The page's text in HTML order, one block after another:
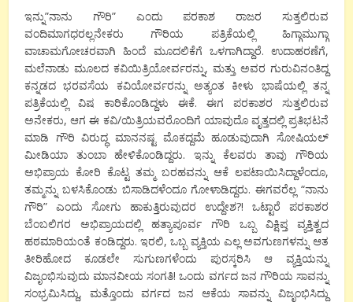
ಇನ್ನು”ನಾನು ಗೌರಿ” ಎಂದು ಪರಕಾಶ ರಾಜರ ಸುತ್ತಲಿರುವ
ವಂದಿಮಾಗಧರಲ್ಲನೇಕರು ಗೌರಿಯ ಪತ್ರಿಕೆಯಲ್ಲಿ ಹಿಗ್ಗಾಮುಗ್ಗಾ
ವಾಚಾಮಗೋಚರವಾಗಿ ಹಿಂದೆ ಮೂದಲಿಕೆಗೆ ಒಳಗಾಗಿದ್ದಾರೆ. ಉದಾಹರಣೆಗೆ,
ಮಲೆನಾಡು ಮೂಲದ ಕವಿಯಿತ್ರಿಯೋರ್ವರನ್ನು, ಮತ್ತು ಅವರ ಗುರುವಿನಂತಿದ್ದ
ಕನ್ನಡದ ಭರವಸೆಯ ಕವಿಯೋರ್ವರನ್ನು ಅತ್ಯಂತ ಕೀಳು ಭಾಷೆಯಲ್ಲಿ ತನ್ನ
ಪತ್ರಿಕೆಯಲ್ಲಿ ವಿಷ ಕಾರಿಕೊಂಡಿದ್ದಳು ಈಕೆ. ಈಗ ಪರಕಾಶರ ಸುತ್ತಲಿರುವ
ಅನೇಕರು, ಆಗ ಈ ಕವಿ/ಯಿತ್ರಿಯವರೊಂದಿಗೆ ಯಾವುದೊ ವೃತ್ತದಲ್ಲಿ ಪ್ರತಿಭಟನೆ
ಮಾಡಿ ಗೌರಿ ವಿರುದ್ಧ ಮಾನನಷ್ಟ ಮೊಕದ್ದಮೆ ಹೂಡುವುದಾಗಿ ಸೋಷಿಯಲ್
ಮೀಡಿಯಾ ತುಂಬಾ ಹೇಳಿಕೊಂಡಿದ್ದರು. ಇನ್ನು ಕೆಲವರು ತಾವು ಗೌರಿಯ
ಅಭಿಪ್ರಾಯ ಕೋರಿ ಕೊಟ್ಟ ತಮ್ಮ ಬರಹವನ್ನು ಆಕೆ ಲಪಟಾಯಿಸಿದ್ದಾಳೆಂದೂ,
ತಮ್ಮನ್ನು ಬಳಸಿಕೊಂಡು ಬಿಸಾಡಿದಳೆಂದೂ ಗೋಳಾಡಿದ್ದರು. ಈಗವರೆಲ್ಲ “ನಾನು
ಗೌರಿ” ಎಂದು ಸೋಗು ಹಾಕುತ್ತಿರುವುದರ ಉದ್ದೇಶ?! ಒಟ್ಟಾರೆ ಪರಕಾಶರ
ಬೆಂಬಲಿಗರ ಅಭಿಪ್ರಾಯದಲ್ಲಿ ಹತ್ಯಾಪೂರ್ವ ಗೌರಿ ಒಬ್ಬ ವಿಕ್ಷಿಪ್ತ ವ್ಯಕ್ತಿತ್ವದ
ಹಠಮಾರಿಯಂತೆ ಕಂಡಿದ್ದರು. ಇರಲಿ, ಒಬ್ಬ ವ್ಯಕ್ತಿಯ ಎಲ್ಲ ಅವಗುಣಗಳನ್ನು ಆತ
ತೀರಿಹೋದ ಕೂಡಲೇ ಸುಗುಣಗಳೆಂದು ಪುರಸ್ಕರಿಸಿ ಆ ವ್ಯಕ್ತಿಯನ್ನು
ವಿಜೃಂಭಿಸುವುದು ಮಾನವೀಯ ಸಂಗತಿ! ಒಂದು ವರ್ಗದ ಜನ ಗೌರಿಯ ಸಾವನ್ನು
ಸಂಭ್ರಮಿಸಿದ್ದು, ಮತ್ತೊಂದು ವರ್ಗದ ಜನ ಆಕೆಯ ಸಾವನ್ನು ವಿಜೃಂಭಿಸಿದ್ದು